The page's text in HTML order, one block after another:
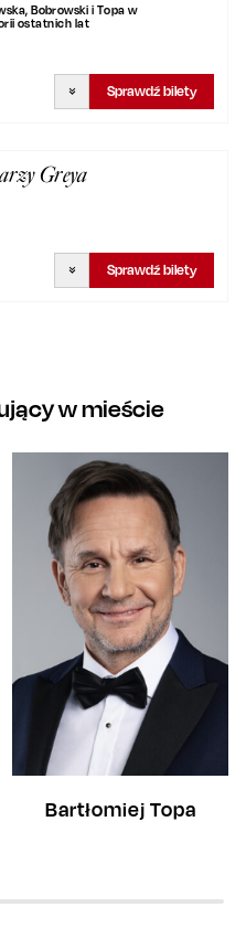
Bobrowski i Topa w
ostatnich lat
Sprawdź bilety
Greya
Sprawdź bilety
w mieście
Bartłomiej Topa